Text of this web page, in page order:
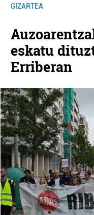
GIZARTEA
eskatu
Erriberan